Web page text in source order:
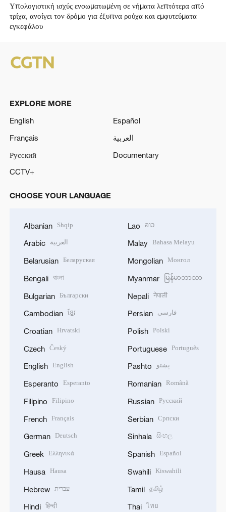
Υπολογιστική ισχύς ενσωματωμένη σε νήματα λεπτότερα από
τρίχα, ανοίγει τον δρόμο για έξυπνα ρούχα και εμφυτεύματα
εγκεφάλου
EXPLORE MORE
English
Español
Français
العربية
Русский
Documentary
CCTV+
CHOOSE YOUR LANGUAGE
Albanian Shqip
Arabic العربية
Belarusian Беларуская
Bengali বাংলা
Bulgarian Български
Cambodian ខ្មែរ
Croatian Hrvatski
Czech Český
English English
Esperanto Esperanto
Filipino Filipino
French Français
German Deutsch
Greek Ελληνικά
Hausa Hausa
Hebrew עברית
Hindi हिन्दी
Lao ລາວ
Malay Bahasa Melayu
Mongolian Монгол
Myanmar မြန်မာဘာသာ
Nepali नेपाली
Persian فارسی
Polish Polski
Portuguese Português
Pashto پښتو
Romanian Română
Russian Русский
Serbian Српски
Sinhala සිංහල
Spanish Español
Swahili Kiswahili
Tamil தமிழ்
Thai ไทย